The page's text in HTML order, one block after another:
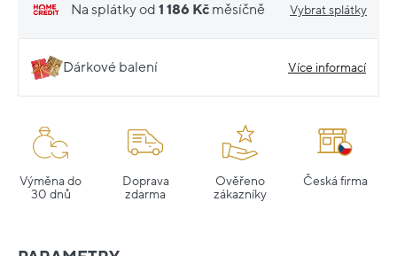
Na splátky od 1 186 Kč měsíčně Vybrat splátky
Dárkové balení Více informací
Výměna do
30 dnů
Doprava
zdarma
Ověřeno
zákazníky
Česká firma